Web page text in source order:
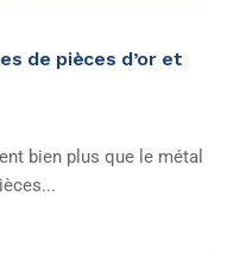
de pièces d’or et
bien plus que le métal